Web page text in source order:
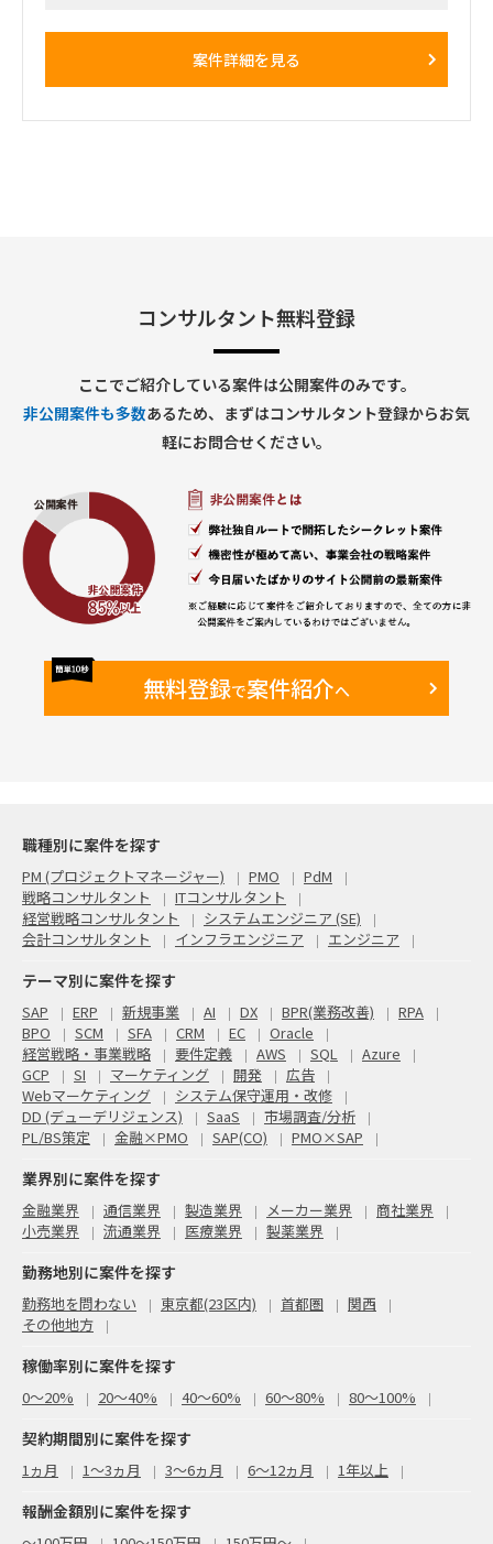
関連部門（品質管理、セキュリティ、法務、コンプライアン
ス、ブランド等）へのヒアリング設計
・ヒアリングMTGのファシリテーション
・既存の社内規定・ルール・ポリシーのレビュー
・フレームワークに基づくギャップ分析
・部門横断的なリスクの整理と担当領域のマッピング
④可視化・レポーティング
⑤プロジェクト管理・調整業務
・セキュリティ部門AI担当者との連携・進捗共有
・進捗管理・課題管理
案件詳細を見る
コンサルタント無料登録
ここでご紹介している案件は公開案件のみです。
非公開案件も多数あるため、まずはコンサルタント登録からお気
軽にお問合せください。
無料登録で案件紹介へ
職種別に案件を探す
PM (プロジェクトマネージャー) PMO
PdM
戦略コンサルタント
ITコンサルタント
経営戦略コンサルタント
システムエンジニア (SE)
会計コンサルタント
インフラエンジニア エンジニア
テーマ別に案件を探す
SAP ERP 新規事業 AI DX BPR(業務改善)
RPA
BPO
SCM SFA CRM EC
Oracle
経営戦略・事業戦略
要件定義 AWS SQL
Azure
GCP
SI マーケティング 開発
広告
Webマーケティング
システム保守運用・改修
DD (デューデリジェンス)
SaaS
市場調査/分析
PL/BS策定
金融×PMO SAP(CO) PMO×SAP
業界別に案件を探す
金融業界 通信業界 製造業界 メーカー業界
商社業界
小売業界
流通業界 医療業界 製薬業界
勤務地別に案件を探す
勤務地を問わない 東京都(23区内) 首都圏
関西
その他地方
稼働率別に案件を探す
0〜20% 20〜40% 40〜60% 60〜80% 80〜100%
契約期間別に案件を探す
1ヵ月 1～3ヵ月 3～6ヵ月 6～12ヵ月 1年以上
報酬金額別に案件を探す